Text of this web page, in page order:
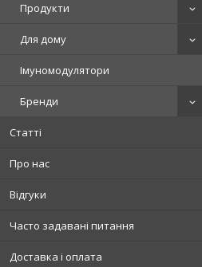
Продукти
Для дому
Імуномодулятори
Бренди
Статті
Про нас
Відгуки
Часто задавані питання
Доставка і оплата